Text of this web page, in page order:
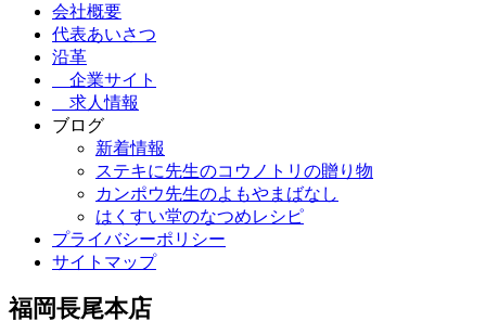
会社概要
代表あいさつ
沿革
企業サイト
求人情報
ブログ
新着情報
ステキに先生のコウノトリの贈り物
カンポウ先生のよもやまばなし
はくすい堂のなつめレシピ
プライバシーポリシー
サイトマップ
福岡長尾本店